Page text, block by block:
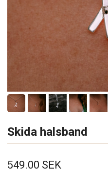
Skida halsband
549.00 SEK